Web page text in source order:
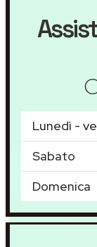
Lunedì -
Sabato
Domenica